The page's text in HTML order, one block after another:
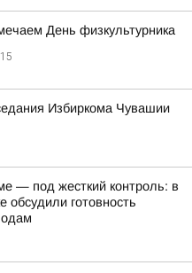
День физкультурника
Избиркома Чувашии
— под жесткий контроль: в
обсудили готовность